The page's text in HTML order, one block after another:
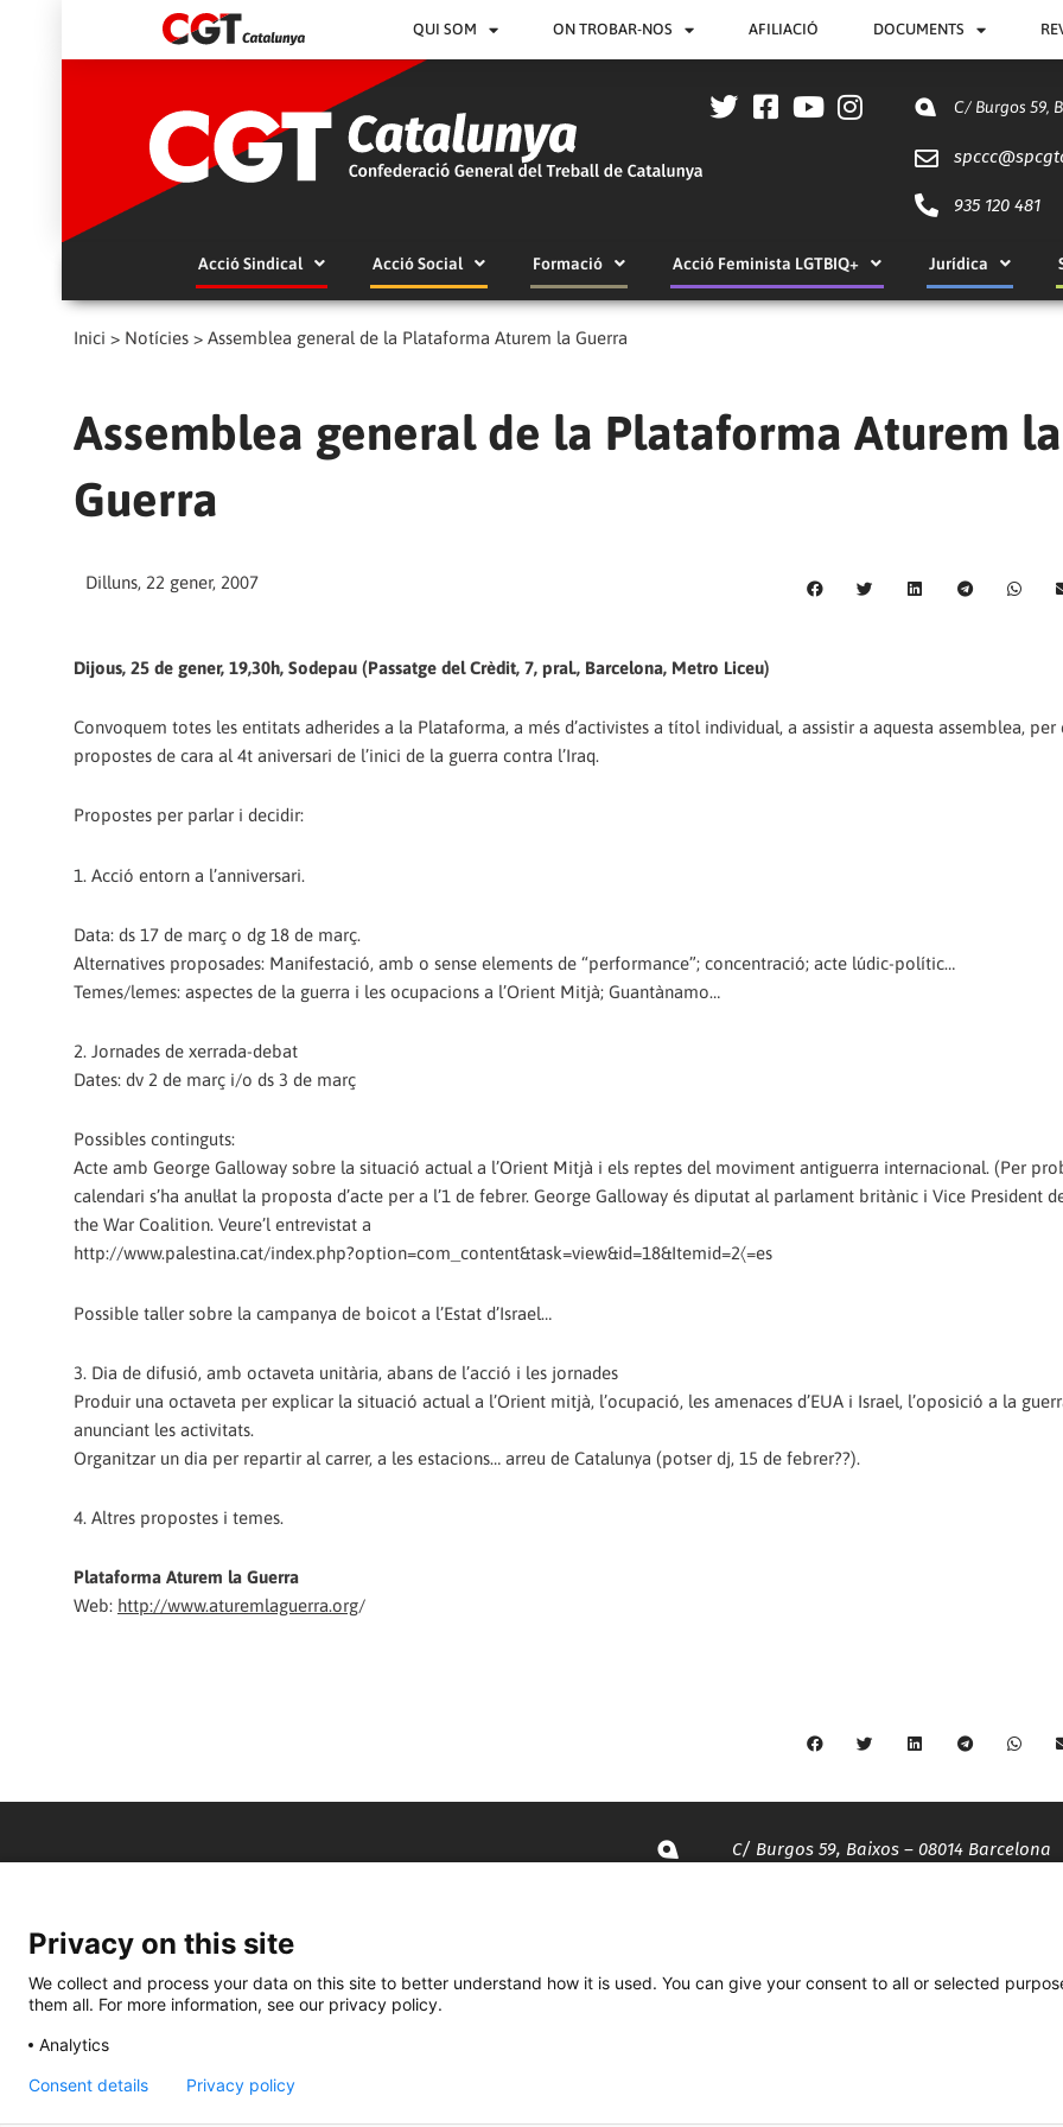
QUI SOM ON TROBAR-NOS AFILIACIÓ DOCUMENTS
C/ Burgos 59,
spccc@
935 120 481
Acció Sindical Acció Social Formació Acció Feminista LGTBIQ+ Jurídica
Inici > Notícies > Assemblea general de la Plataforma Aturem la Guerra
Assemblea general de la Plataforma Aturem la
Guerra
Dilluns, 22 gener, 2007
Dijous, 25 de gener, 19,30h, Sodepau (Passatge del Crèdit, 7, pral., Barcelona, Metro Liceu)
Convoquem totes les entitats adherides a la Plataforma, a més d’activistes a títol individual, a assistir a aquesta assemblea, per
propostes de cara al 4t aniversari de l’inici de la guerra contra l’Iraq.
Propostes per parlar i decidir:
1. Acció entorn a l’anniversari.
Data: ds 17 de març o dg 18 de març.
Alternatives proposades: Manifestació, amb o sense elements de “performance”; concentració; acte lúdic-polític…
Temes/lemes: aspectes de la guerra i les ocupacions a l’Orient Mitjà; Guantànamo…
2. Jornades de xerrada-debat
Dates: dv 2 de març i/o ds 3 de març
Possibles continguts:
Acte amb George Galloway sobre la situació actual a l’Orient Mitjà i els reptes del moviment antiguerra internacional. (Per
calendari s’ha anul·lat la proposta d’acte per a l’1 de febrer. George Galloway és diputat al parlament britànic i Vice President
the War Coalition. Veure’l entrevistat a
http://www.palestina.cat/index.php?option=com_content&task=view&id=18&Itemid=2〈=es
Possible taller sobre la campanya de boicot a l’Estat d’Israel…
3. Dia de difusió, amb octaveta unitària, abans de l’acció i les jornades
Produir una octaveta per explicar la situació actual a l’Orient mitjà, l’ocupació, les amenaces d’EUA i Israel, l’oposició a la
anunciant les activitats.
Organitzar un dia per repartir al carrer, a les estacions… arreu de Catalunya (potser dj, 15 de febrer??).
4. Altres propostes i temes.
Plataforma Aturem la Guerra
Web: http://www.aturemlaguerra.org/
C/ Burgos 59, Baixos – 08014 Barcelona
935 120 481
Privacy on this site
We collect and process your data on this site to better understand how it is used. You can give your consent to all or selected
them all. For more information, see our privacy policy.
Analytics
Consent details Privacy policy